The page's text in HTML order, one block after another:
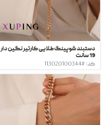
دستبند شوپینگ طلایی کارتیر نگین دار
19 سانت
کد: #113020100344